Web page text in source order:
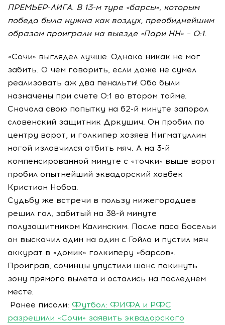
ПРЕМЬЕР-ЛИГА. В 13-м туре «барсы», которым
победа была нужна как воздух, преобиднейшим
образом проиграли на выезде «Пари НН» – 0:1.
«Сочи» выглядел лучше. Однако никак не мог
забить. О чем говорить, если даже не сумел
реализовать аж два пенальти! Оба были
назначены при счете 0:1 во втором тайме.
Сначала свою попытку на 62-й минуте запорол
словенский защитник Дркушич. Он пробил по
центру ворот, и голкипер хозяев Нигматуллин
ногой изловчился отбить мяч. А на 3-й
компенсированной минуте с «точки» выше ворот
пробил опытнейший эквадорский хавбек
Кристиан Нобоа.
Судьбу же встречи в пользу нижегородцев
решил гол, забитый на 38-й минуте
полузащитником Калинским. После паса Босельи
он выскочил один на один с Гойло и пустил мяч
аккурат в «домик» голкиперу «барсов».
Проиграв, сочинцы упустили шанс покинуть
зону прямого вылета и остались на последнем
месте.
Ранее писали: Футбол: ФИФА и РФС
разрешили «Сочи» заявить эквадорского